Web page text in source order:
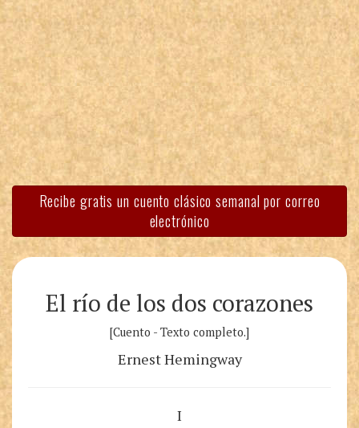
Recibe gratis un cuento clásico semanal por correo
electrónico
El río de los dos corazones
[Cuento - Texto completo.]
Ernest Hemingway
I